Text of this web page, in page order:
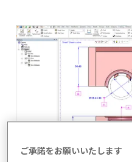
ご承諾をお願いいたします